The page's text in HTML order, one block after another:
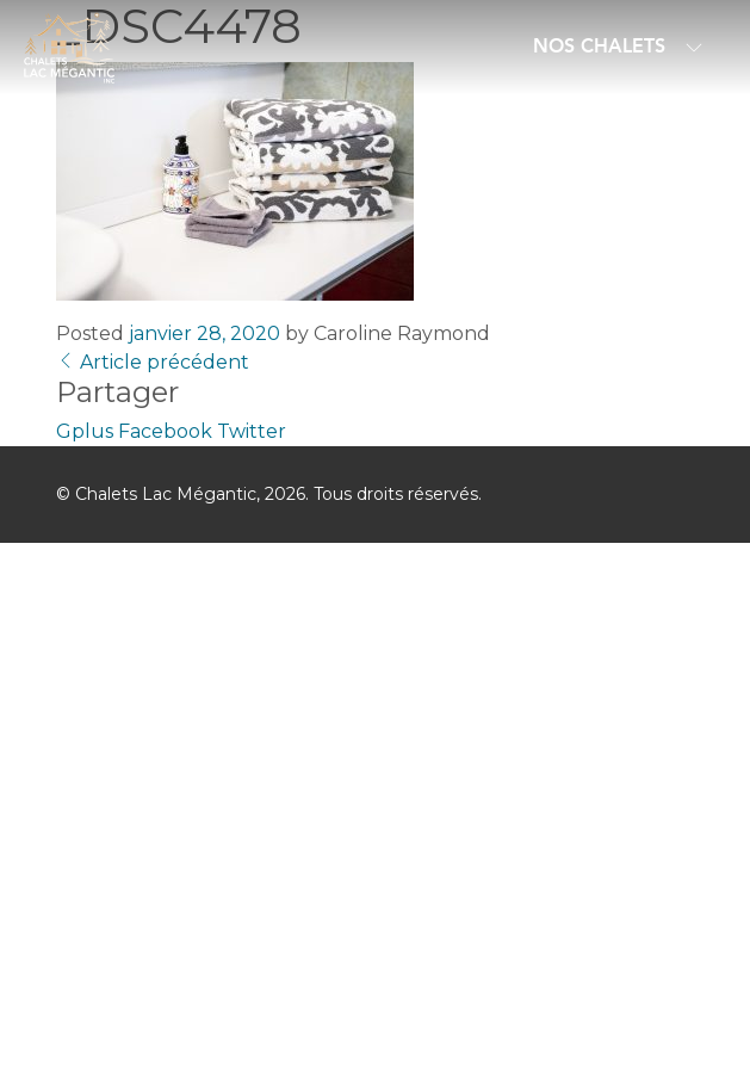
NOS CHALETS
_DSC4478
Posted janvier 28, 2020 by Caroline Raymond
Article précédent
Partager
Gplus Facebook Twitter
© Chalets Lac Mégantic, 2026. Tous droits réservés.